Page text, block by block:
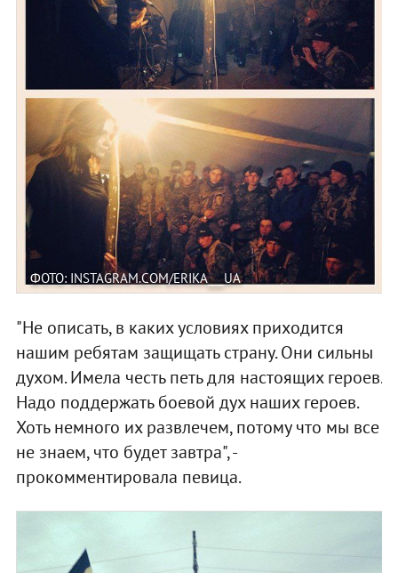
ФОТО: INSTAGRAM.COM/ERIKA___UA
"Не описать, в каких условиях приходится
нашим ребятам защищать страну. Они сильны
духом. Имела честь петь для настоящих героев.
Надо поддержать боевой дух наших героев.
Хоть немного их развлечем, потому что мы все
не знаем, что будет завтра", -
прокомментировала певица.